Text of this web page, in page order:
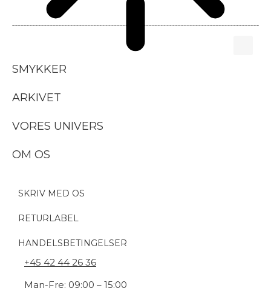
SMYKKER
ARKIVET
VORES UNIVERS
OM OS
SKRIV MED OS
RETURLABEL
HANDELSBETINGELSER
+45 42 44 26 36
Man-Fre: 09:00 – 15:00